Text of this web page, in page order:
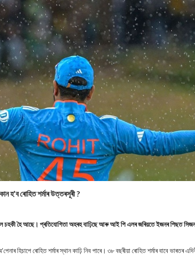
হ’ব ৰোহিত শৰ্মাৰ উত্তৰসূৰী ?
চহকী হৈ আছে। প্ৰতিযোগিতা অহৰহ বাঢ়িছে আৰু আই পি এলৰ জৰিয়তে ইজনৰ পিছত সিজন
হিচাপে ৰোহিত শৰ্মাৰ স্থান কাঢ়ি নিব পাৰে। ৩৮ বছৰীয়া ৰোহিত শৰ্মাৰ বাবে ভাৰতৰ